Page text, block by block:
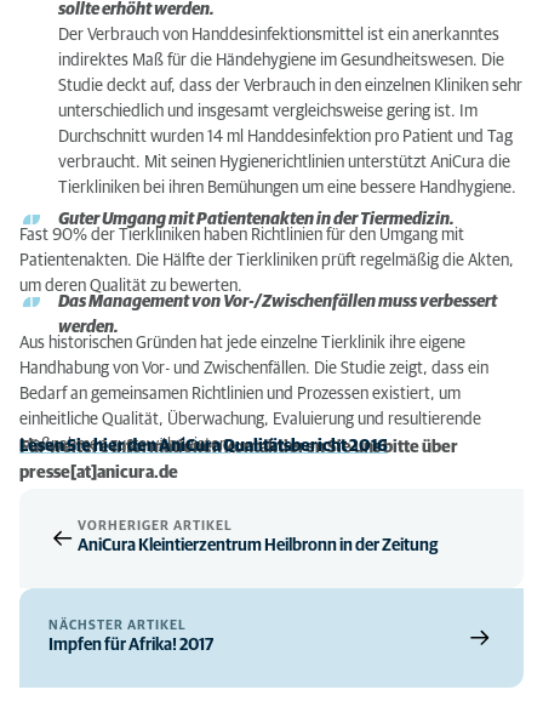
sollte erhöht werden.
Der Verbrauch von Handdesinfektionsmittel ist ein anerkanntes
indirektes Maß für die Händehygiene im Gesundheitswesen. Die
Studie deckt auf, dass der Verbrauch in den einzelnen Kliniken sehr
unterschiedlich und insgesamt vergleichsweise gering ist. Im
Durchschnitt wurden 14 ml Handdesinfektion pro Patient und Tag
verbraucht. Mit seinen Hygienerichtlinien unterstützt AniCura die
Tierkliniken bei ihren Bemühungen um eine bessere Handhygiene.
Guter Umgang mit Patientenakten in der Tiermedizin.
Fast 90% der Tierkliniken haben Richtlinien für den Umgang mit
Patientenakten. Die Hälfte der Tierkliniken prüft regelmäßig die Akten,
um deren Qualität zu bewerten.
Das Management von Vor-/Zwischenfällen muss verbessert
werden.
Aus historischen Gründen hat jede einzelne Tierklinik ihre eigene
Handhabung von Vor- und Zwischenfällen. Die Studie zeigt, dass ein
Bedarf an gemeinsamen Richtlinien und Prozessen existiert, um
einheitliche Qualität, Überwachung, Evaluierung und resultierende
Maßnahmen zu gewährleisten.
Lesen Sie hier den AniCura Qualitätsbericht 2016
Für weitere Informationen kontaktieren Sie uns bitte über
presse[at]anicura.de
VORHERIGER ARTIKEL
AniCura Kleintierzentrum Heilbronn in der Zeitung
NÄCHSTER ARTIKEL
Impfen für Afrika! 2017